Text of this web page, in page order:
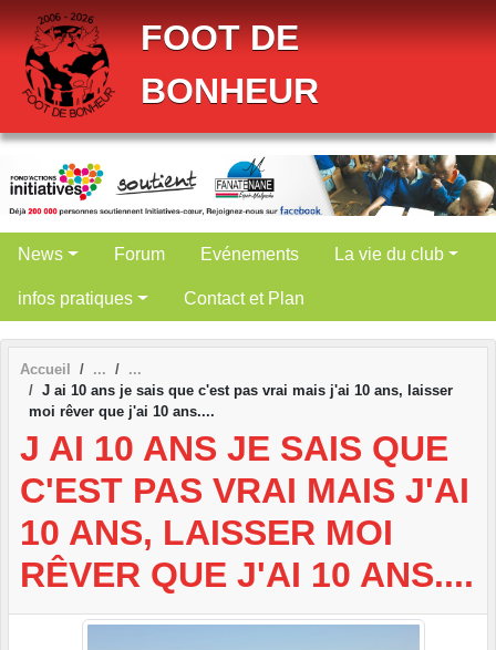
FOOT DE
BONHEUR
News Forum Evénements La vie du club
infos pratiques Contact et Plan
Accueil
J ai 10 ans je sais que c'est pas vrai mais j'ai 10 ans, laisser
moi rêver que j'ai 10 ans....
J AI 10 ANS JE SAIS QUE
C'EST PAS VRAI MAIS J'AI
10 ANS, LAISSER MOI
RÊVER QUE J'AI 10 ANS....
Panneau de gestion des cookies